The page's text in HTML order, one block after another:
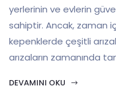
yerlerinin ve evlerin
sahiptir. Ancak, zaman
kepenklerde çeşitli
arızaların zamanında
DEVAMINI OKU